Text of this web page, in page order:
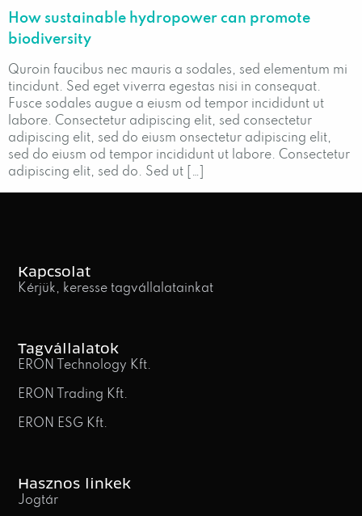
How sustainable hydropower can promote
biodiversity
Quroin faucibus nec mauris a sodales, sed elementum mi
tincidunt. Sed eget viverra egestas nisi in consequat.
Fusce sodales augue a eiusm od tempor incididunt ut
labore. Consectetur adipiscing elit, sed consectetur
adipiscing elit, sed do eiusm onsectetur adipiscing elit,
sed do eiusm od tempor incididunt ut labore. Consectetur
adipiscing elit, sed do. Sed ut […]
Kapcsolat
Kérjük, keresse tagvállalatainkat
Tagvállalatok
ERON Technology Kft.
ERON Trading Kft.
ERON ESG Kft.
Hasznos linkek
Jogtár